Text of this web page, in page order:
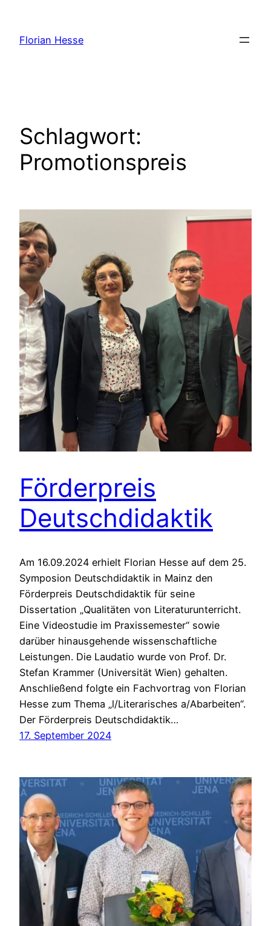
springen
Florian Hesse
Schlagwort:
Promotionspreis
Förderpreis
Deutschdidaktik
Am 16.09.2024 erhielt Florian Hesse auf dem 25.
Symposion Deutschdidaktik in Mainz den
Förderpreis Deutschdidaktik für seine
Dissertation „Qualitäten von Literaturunterricht.
Eine Videostudie im Praxissemester“ sowie
darüber hinausgehende wissenschaftliche
Leistungen. Die Laudatio wurde von Prof. Dr.
Stefan Krammer (Universität Wien) gehalten.
Anschließend folgte ein Fachvortrag von Florian
Hesse zum Thema „l/Literarisches a/Abarbeiten“.
Der Förderpreis Deutschdidaktik…
17. September 2024